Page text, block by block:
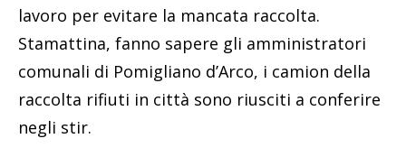
lavoro per evitare la mancata raccolta.
Stamattina, fanno sapere gli amministratori
comunali di Pomigliano d’Arco, i camion della
raccolta rifiuti in città sono riusciti a conferire
negli stir.